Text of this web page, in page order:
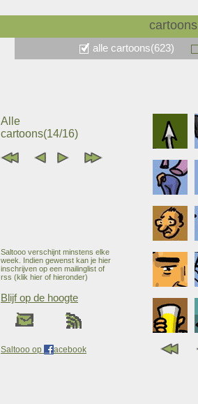
cartoons
alle cartoons(623)
Alle
cartoons(14/16)
Saltooo verschijnt minstens elke
week. Indien gewenst kan je hier
inschrijven op een mailinglist of
rss (klik hier of hieronder)
Blijf op de hoogte
Saltooo op acebook